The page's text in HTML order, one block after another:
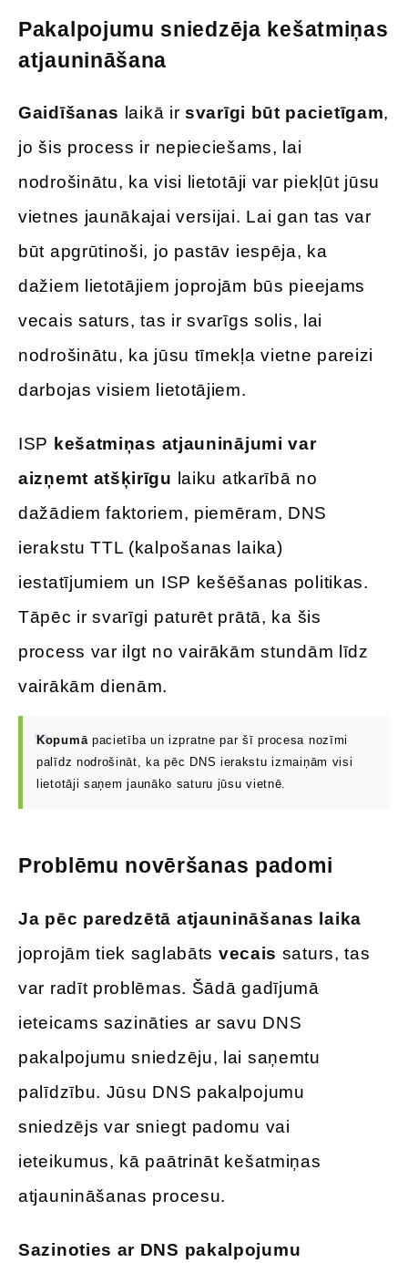
Pakalpojumu sniedzēja kešatmiņas
atjaunināšana
Gaidīšanas laikā ir svarīgi būt pacietīgam,
jo šis process ir nepieciešams, lai
nodrošinātu, ka visi lietotāji var piekļūt jūsu
vietnes jaunākajai versijai. Lai gan tas var
būt apgrūtinoši, jo pastāv iespēja, ka
dažiem lietotājiem joprojām būs pieejams
vecais saturs, tas ir svarīgs solis, lai
nodrošinātu, ka jūsu tīmekļa vietne pareizi
darbojas visiem lietotājiem.
ISP kešatmiņas atjauninājumi var
aizņemt atšķirīgu laiku atkarībā no
dažādiem faktoriem, piemēram, DNS
ierakstu TTL (kalpošanas laika)
iestatījumiem un ISP kešēšanas politikas.
Tāpēc ir svarīgi paturēt prātā, ka šis
process var ilgt no vairākām stundām līdz
vairākām dienām.
Kopumā pacietība un izpratne par šī procesa nozīmi
palīdz nodrošināt, ka pēc DNS ierakstu izmaiņām visi
lietotāji saņem jaunāko saturu jūsu vietnē.
Problēmu novēršanas padomi
Ja pēc paredzētā atjaunināšanas laika
joprojām tiek saglabāts vecais saturs, tas
var radīt problēmas. Šādā gadījumā
ieteicams sazināties ar savu DNS
pakalpojumu sniedzēju, lai saņemtu
palīdzību. Jūsu DNS pakalpojumu
sniedzējs var sniegt padomu vai
ieteikumus, kā paātrināt kešatmiņas
atjaunināšanas procesu.
Sazinoties ar DNS pakalpojumu